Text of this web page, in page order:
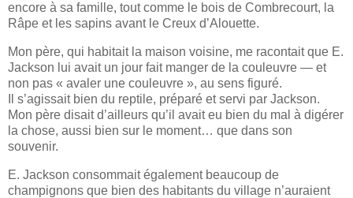
encore à sa famille, tout comme le bois de Combrecourt, la
Râpe et les sapins avant le Creux d’Alouette.
Mon père, qui habitait la maison voisine, me racontait que E.
Jackson lui avait un jour fait manger de la couleuvre — et
non pas « avaler une couleuvre », au sens figuré.
Il s’agissait bien du reptile, préparé et servi par Jackson.
Mon père disait d’ailleurs qu’il avait eu bien du mal à digérer
la chose, aussi bien sur le moment… que dans son
souvenir.
E. Jackson consommait également beaucoup de
champignons que bien des habitants du village n’auraient